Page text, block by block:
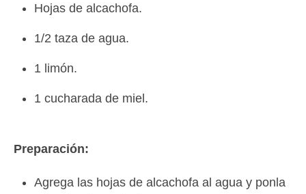
Hojas de alcachofa.
1/2 taza de agua.
1 limón.
1 cucharada de miel.
Preparación:
Agrega las hojas de alcachofa al agua y ponla